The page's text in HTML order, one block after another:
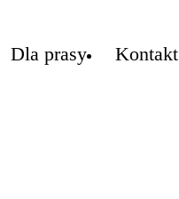
Dla prasy Kontakt